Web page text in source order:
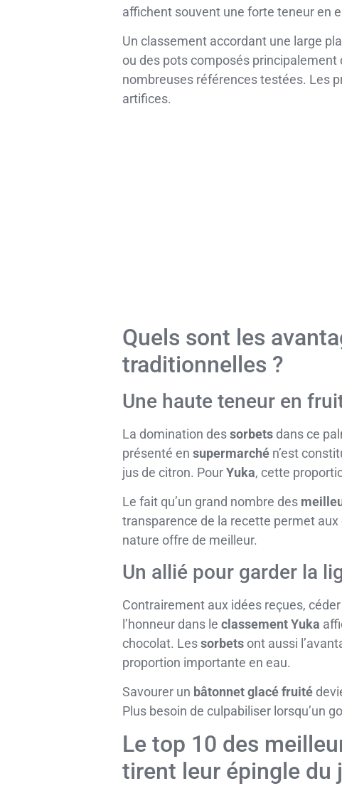
affichent souvent une forte teneur en
Un classement accordant une large
ou des pots composés principalement
nombreuses références testées. Les
artifices.
Quels sont les
traditionnelles ?
Une haute teneur en
La domination dessorbets dans ce
présenté en supermarché n’est
jus de citron. PourYuka, cette
Le fait qu’un grand nombre des
transparence de la recette permet
nature offre de meilleur.
Un allié pour garder la
Contrairement aux idées reçues, céder
l’honneur dans le classement Yuka
chocolat. Lessorbets ont aussi
proportion importante en eau.
Savourer un bâtonnet glacé fruité
Plus besoin de culpabiliser lorsqu’un
Le top 10 des
tirent leur épingle du